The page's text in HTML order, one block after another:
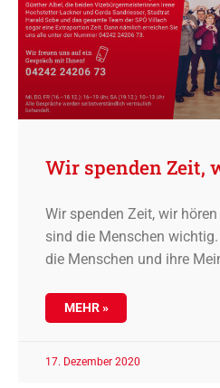
Wir spenden Zeit,
Wir spenden Zeit, wir
sind die Menschen
die Menschen und ihre
MEHR »
17. Dezember 2020